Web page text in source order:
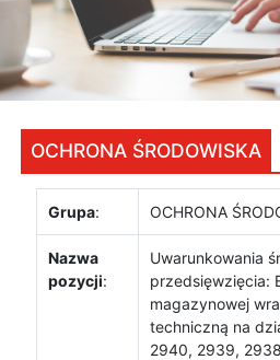
OCHRONA ŚRODOWISKA
Grupa: OCHRONA
Nazwa
pozycji:
Uwarunkowania
przedsięwzięcia:
magazynowej
techniczną na
2940, 2939,